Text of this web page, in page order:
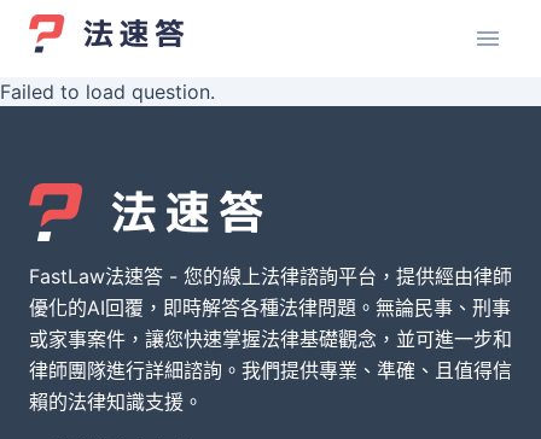
Failed to load question.
FastLaw法速答 - 您的線上法律諮詢平台，提供經由律師
優化的AI回覆，即時解答各種法律問題。無論民事、刑事
或家事案件，讓您快速掌握法律基礎觀念，並可進一步和
律師團隊進行詳細諮詢。我們提供專業、準確、且值得信
賴的法律知識支援。